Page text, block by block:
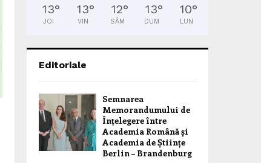
13°
JOI
13°
VIN
12°
SÂM
13°
DUM
10°
LUN
Editoriale
Semnarea
Memorandumului de
Înțelegere între
Academia Română și
Academia de Științe
Berlin – Brandenburg